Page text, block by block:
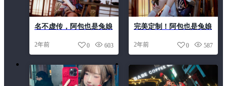
名不虚传，阿包也是兔娘
尽
2年前 603
0
完美定制！阿包也是兔娘
2年前 587
0